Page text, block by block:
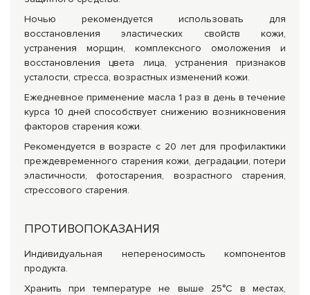
Ночью рекомендуется использовать для
восстановления эластических свойств кожи,
устранения морщин, комплексного омоложения и
восстановления цвета лица, устранения признаков
усталости, стресса, возрастных изменений кожи.
Ежедневное применение масла 1 раз в день в течение
курса 10 дней способствует снижению возникновения
факторов старения кожи.
Рекомендуется в возрасте с 20 лет для профилактики
преждевременного старения кожи, деградации, потери
эластичности, фотостарения, возрастного старения,
стрессового старения.
ПРОТИВОПОКАЗАНИЯ
Индивидуальная непереносимость компонентов
продукта.
Хранить при температуре не выше 25°С в местах,